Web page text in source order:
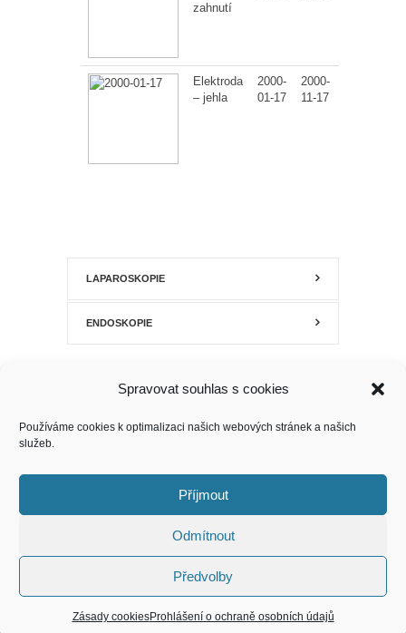
Spravovat souhlas s cookies
Používáme cookies k optimalizaci našich webových stránek a našich
služeb.
Příjmout
Odmítnout
Předvolby
Zásady cookiesProhlášení o ochraně osobních údajů
zahnutí
Elektroda
– jehla
2000-
01-17
2000-
11-17
LAPAROSKOPIE
ENDOSKOPIE
byArtstudioWorks© All rights reserved